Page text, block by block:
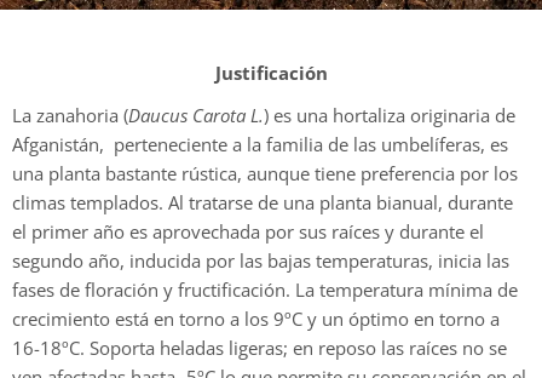
Justificación
La zanahoria (Daucus Carota L.) es una hortaliza originaria de
Afganistán, perteneciente a la familia de las umbelíferas, es
una planta bastante rústica, aunque tiene preferencia por los
climas templados. Al tratarse de una planta bianual, durante
el primer año es aprovechada por sus raíces y durante el
segundo año, inducida por las bajas temperaturas, inicia las
fases de floración y fructificación. La temperatura mínima de
crecimiento está en torno a los 9ºC y un óptimo en torno a
16-18ºC. Soporta heladas ligeras; en reposo las raíces no se